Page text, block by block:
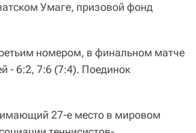
Умаге, призовой фонд
номером, в финальном матче
- 6:2, 7:6 (7:4). Поединок
27-е место в мировом